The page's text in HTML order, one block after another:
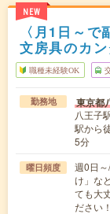
NEW
〈月1日～
文房具のカ
職種未経験OK
勤務地 東京都
八王子
駅から
5分
曜日頻度
週0日
け」な
ても大
ださい！